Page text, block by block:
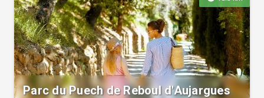
Parc du Puech de Reboul d'Aujargues